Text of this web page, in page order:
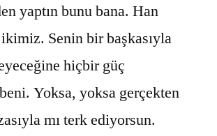
yaptın bunu bana. Han
Senin bir başkasıyla
hiçbir güç
Yoksa, yoksa gerçekten
mı terk ediyorsun.